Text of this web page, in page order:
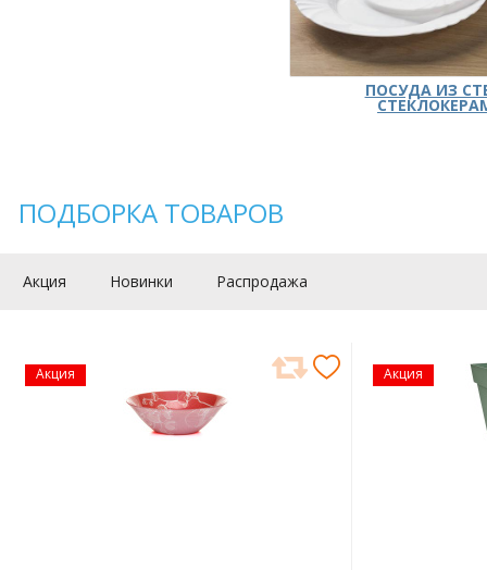
ПОСУДА ИЗ
ПОДБОРКА ТОВАРОВ
Акция Новинки Распродажа
Акция Акция